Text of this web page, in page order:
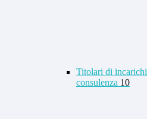
Titolari di
consulenza 10